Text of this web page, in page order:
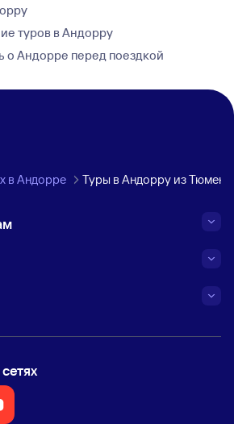
туров в Андорру
о Андорре перед поездкой
в Андорре Туры в Андорру из Тюмени